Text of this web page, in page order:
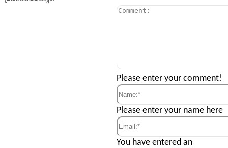
Comment:
Please enter your comment!
Name:*
Please enter your name here
Email:*
You have entered an